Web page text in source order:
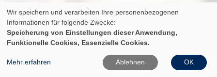
Wir speichern und verarbeiten Ihre personenbezogenen
Informationen für folgende Zwecke:
Speicherung von Einstellungen dieser Anwendung,
Funktionelle Cookies, Essenzielle Cookies.
Mehr erfahren Ablehnen OK